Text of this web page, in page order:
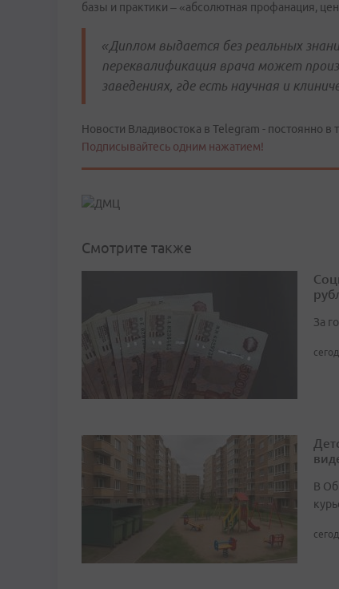
базы и практики – «абсолютная профанация,
«Диплом выдается без реальных
переквалификация врача может
заведениях, где есть научная и
Новости Владивостока в Telegram - постоянно в
Подписывайтесь одним нажатием!
Смотрите также
За
В